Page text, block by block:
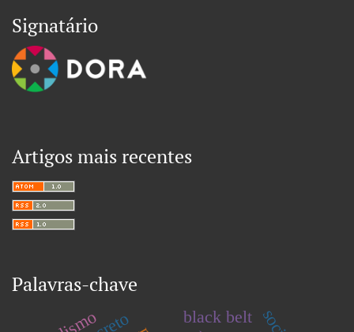
Signatário
Artigos mais recentes
Palavras-chave
black belt